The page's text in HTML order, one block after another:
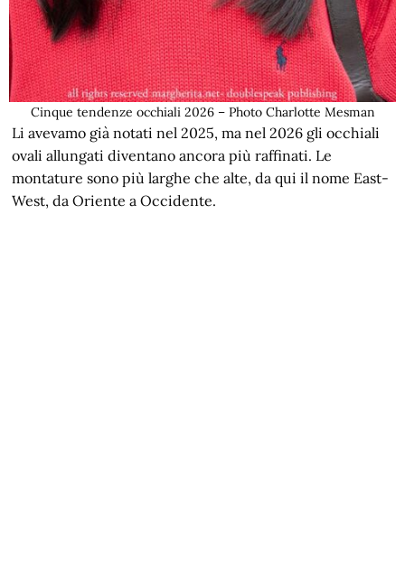
Cinque tendenze occhiali 2026 – Photo Charlotte Mesman
Li avevamo già notati nel 2025, ma nel 2026 gli occhiali
ovali allungati diventano ancora più raffinati. Le
montature sono più larghe che alte, da qui il nome East-
West, da Oriente a Occidente.